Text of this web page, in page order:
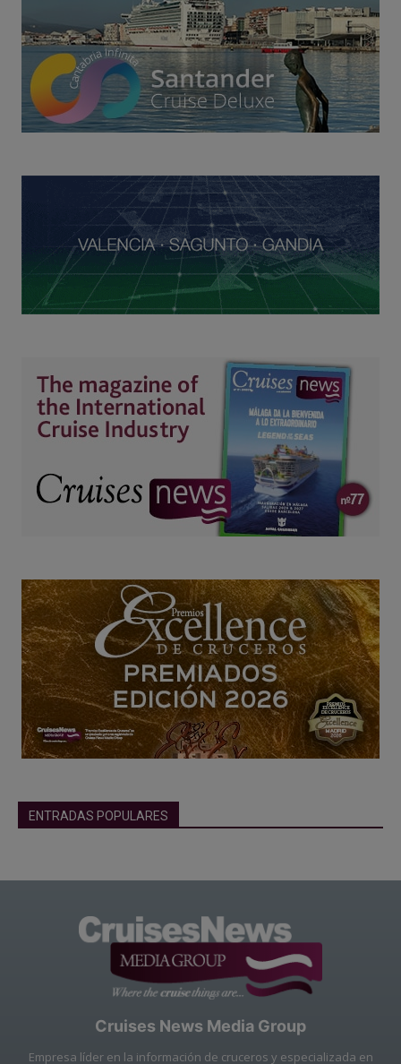
ENTRADAS POPULARES
Cruises News Media Group
Empresa líder en la información de cruceros y especializada en